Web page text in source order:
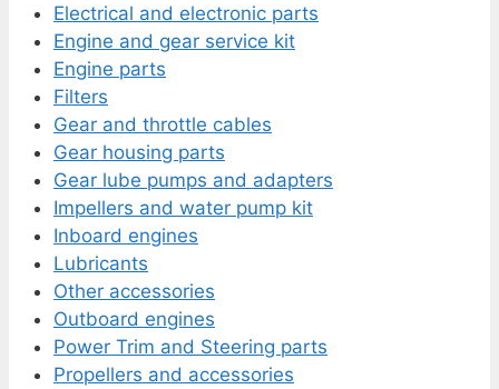
Electrical and electronic parts
Engine and gear service kit
Engine parts
Filters
Gear and throttle cables
Gear housing parts
Gear lube pumps and adapters
Impellers and water pump kit
Inboard engines
Lubricants
Other accessories
Outboard engines
Power Trim and Steering parts
Propellers and accessories